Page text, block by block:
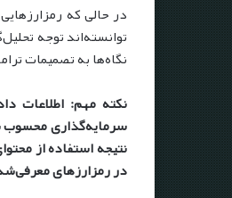
در حالی که
نگاه‌ها به تصمیمات
نکته مهم: اطلاعات
سرمایه‌گذاری محسوب
نتیجه استفاده از
در رمزارزهای